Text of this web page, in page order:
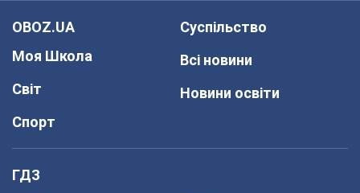
OBOZ.UA
Моя Школа
Світ
Спорт
Суспільство
Всі новини
Новини освіти
ГДЗ